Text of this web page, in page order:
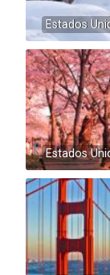
Estados
Estados